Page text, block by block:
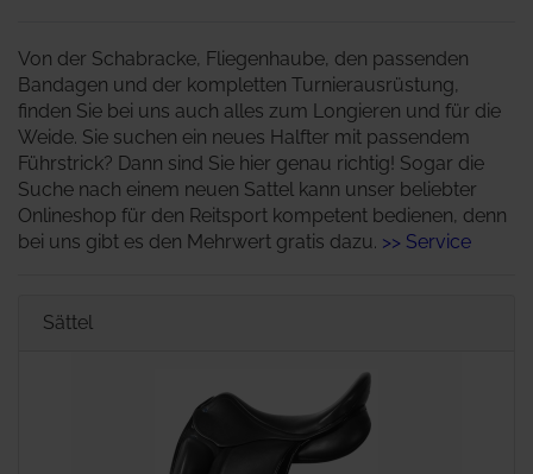
Von der Schabracke, Fliegenhaube, den passenden
Bandagen und der kompletten Turnierausrüstung,
finden Sie bei uns auch alles zum Longieren und für die
Weide. Sie suchen ein neues Halfter mit passendem
Führstrick? Dann sind Sie hier genau richtig! Sogar die
Suche nach einem neuen Sattel kann unser beliebter
Onlineshop für den Reitsport kompetent bedienen, denn
bei uns gibt es den Mehrwert gratis dazu. >> Service
Sättel